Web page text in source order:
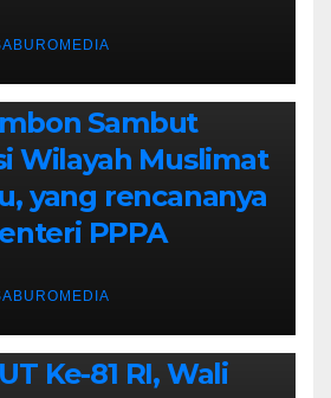
AKTIVIS
Sambut
Wilayah Muslimat
yang rencananya
PPPA
& PEMERINTAHAN
Ke-81 RI, Wali